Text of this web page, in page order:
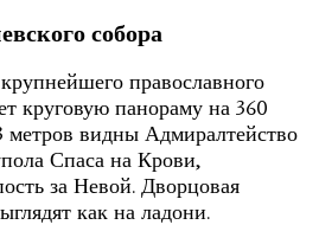
собора
православного
круговую панораму на 360
метров видны Адмиралтейство
Спаса на Крови,
за Невой. Дворцовая
как на ладони.